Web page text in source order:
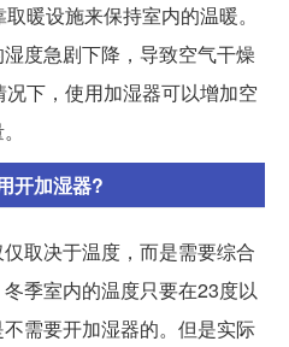
暖设施来保持室内的温暖。
度急剧下降，导致空气干燥
下，使用加湿器可以增加空
开加湿器?
取决于温度，而是需要综合
季室内的温度只要在23度以
需要开加湿器的。但是实际